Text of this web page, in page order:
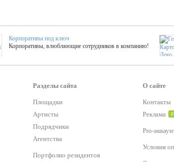
Корпоративы под ключ
Корпоративы, влюбляющие сотрудников в компанию!
Более 420 мастер-классов на выезде на мероприятие!
Мастер-классы
ТОП 25 активностей! Смета за 15 минут!
Букинг
Разделы сайта
Площадки
Артисты
Подрядчики
Агентства
Портфолио резидентов
О сайте
Контакты
Реклама
Pro-
Условия